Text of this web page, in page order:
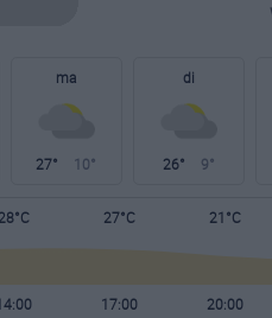
ma
27° 10°
di
26° 9°
28°C 27°C 21°C
17:00 20:00